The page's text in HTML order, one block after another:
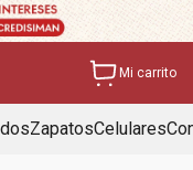
Mi carrito
ZapatosCelulares